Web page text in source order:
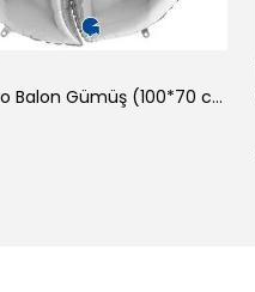
0 Rakam Folyo Balon Gümüş (100*70 cm)